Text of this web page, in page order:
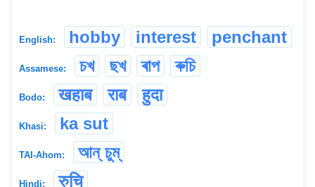
English: hobby interest penchant
Assamese: চখ ছখ ৰাপ ৰুচি
Bodo: खहाब राब हुदा
Khasi: ka sut
TAI-Ahom: আন্ চুম্
Hindi: रुचि